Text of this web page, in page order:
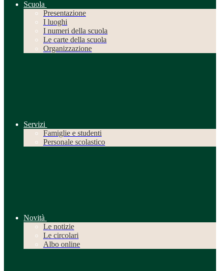
Scuola
Presentazione
I luoghi
I numeri della scuola
Le carte della scuola
Organizzazione
Servizi
Famiglie e studenti
Personale scolastico
Novità
Le notizie
Le circolari
Albo online